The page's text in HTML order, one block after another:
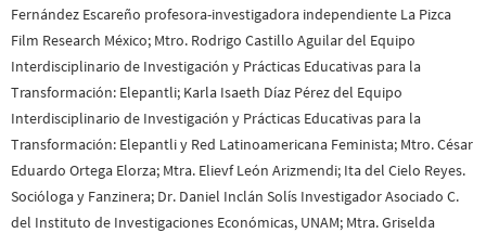
Fernández Escareño profesora-investigadora independiente La Pizca
Film Research México; Mtro. Rodrigo Castillo Aguilar del Equipo
Interdisciplinario de Investigación y Prácticas Educativas para la
Transformación: Elepantli; Karla Isaeth Díaz Pérez del Equipo
Interdisciplinario de Investigación y Prácticas Educativas para la
Transformación: Elepantli y Red Latinoamericana Feminista; Mtro. César
Eduardo Ortega Elorza; Mtra. Elievf León Arizmendi; Ita del Cielo Reyes.
Socióloga y Fanzinera; Dr. Daniel Inclán Solís Investigador Asociado C.
del Instituto de Investigaciones Económicas, UNAM; Mtra. Griselda